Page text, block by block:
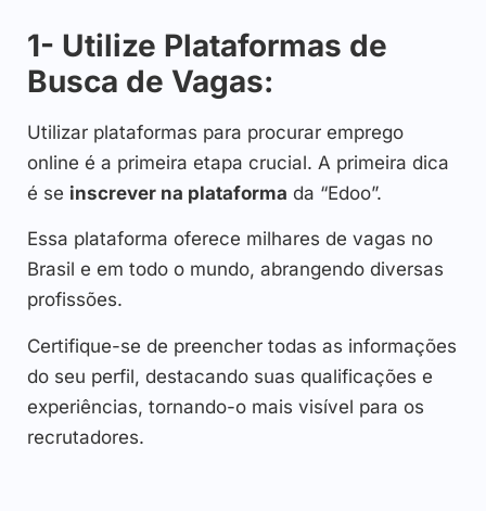
1- Utilize Plataformas de
Busca de Vagas:
Utilizar plataformas para procurar emprego
online é a primeira etapa crucial. A primeira dica
é se inscrever na plataforma da “Edoo”.
Essa plataforma oferece milhares de vagas no
Brasil e em todo o mundo, abrangendo diversas
profissões.
Certifique-se de preencher todas as informações
do seu perfil, destacando suas qualificações e
experiências, tornando-o mais visível para os
recrutadores.